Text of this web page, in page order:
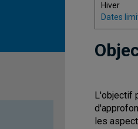
Hiver
Dates
L'objectif
les